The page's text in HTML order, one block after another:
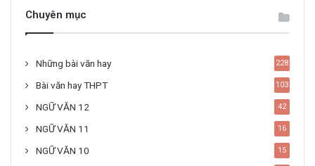
Chuyên mục
Những bài văn hay 228
Bài văn hay THPT 103
NGỮ VĂN 12 42
NGỮ VĂN 11 16
NGỮ VĂN 10 15